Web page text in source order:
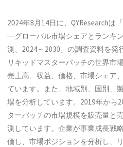
2024年8月14日に、QYResearchは
―グローバル市場シェアとランキ
測、2024～2030」の調査資料を発
リキッドマスターバッチの世界市
売上高、収益、価格、市場シェア
ています。また、地域別、国別、
場を分析しています。2019年から
ターバッチの市場規模を販売量と
測しています。企業が事業成長戦
価し、市場ポジションを分析し、